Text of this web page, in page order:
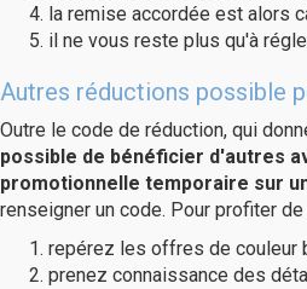
la remise accordée est alors
il ne vous reste plus qu'à
Autres réductions possible
Outre le code de réduction, qui
possible de bénéficier d'autres
promotionnelle temporaire sur
renseigner un code. Pour profiter
repérez les offres de couleur
prenez connaissance des